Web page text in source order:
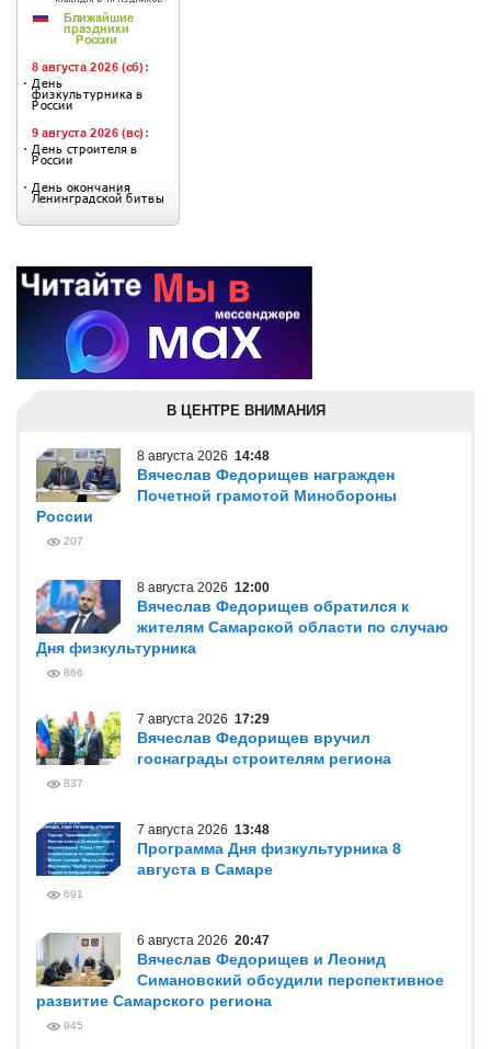
В ЦЕНТРЕ ВНИМАНИЯ
8 августа 2026 14:48
Вячеслав Федорищев награжден
Почетной грамотой Минобороны
России
207
8 августа 2026 12:00
Вячеслав Федорищев обратился к
жителям Самарской области по случаю
Дня физкультурника
866
7 августа 2026 17:29
Вячеслав Федорищев вручил
госнаграды строителям региона
837
7 августа 2026 13:48
Программа Дня физкультурника 8
августа в Самаре
691
6 августа 2026 20:47
Вячеслав Федорищев и Леонид
Симановский обсудили перспективное
развитие Самарского региона
945